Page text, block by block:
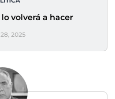
volverá a hacer
2025